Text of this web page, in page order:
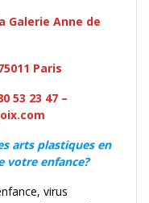
Galerie Anne de
Paris
53 23 47 –
arts plastiques en
votre enfance?
virus